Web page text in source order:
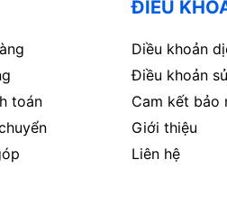
toán
ĐIỀU
Diều khoản
Điều khoản
Cam kết bảo
Giới thiệu
Liên hệ